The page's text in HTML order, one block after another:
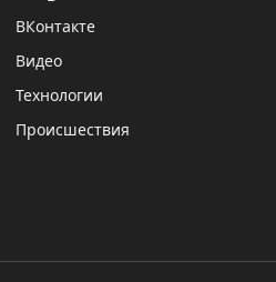
ВКонтакте
Видео
Технологии
Происшествия